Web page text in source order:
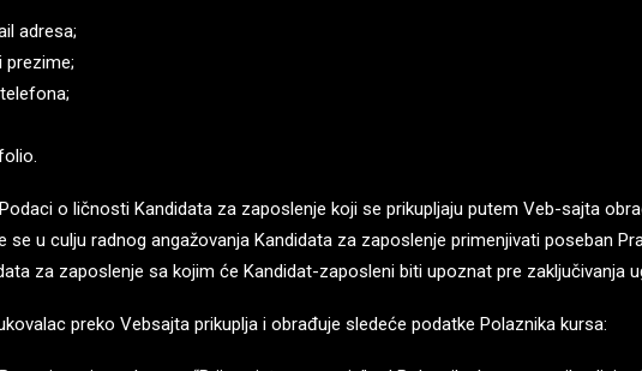
adresa;
prezime;
o ličnosti Kandidata za zaposlenje koji se prikupljaju putem Veb-sajta
se u culju radnog angažovanja Kandidata za zaposlenje primenjivati poseban
za zaposlenje sa kojim će Kandidat-zaposleni biti upoznat pre zaključivanja
preko Vebsajta prikuplja i obrađuje sledeće podatke Polaznika kursa: